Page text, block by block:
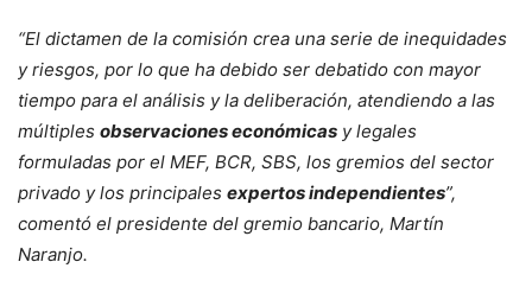
“El dictamen de la comisión crea una serie de inequidades
y riesgos, por lo que ha debido ser debatido con mayor
tiempo para el análisis y la deliberación, atendiendo a las
múltiples observaciones económicas y legales
formuladas por el MEF, BCR, SBS, los gremios del sector
privado y los principales expertos independientes”,
comentó el presidente del gremio bancario, Martín
Naranjo.